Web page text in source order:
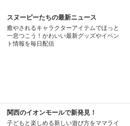
スヌーピーたちの最新ニュース
癒やされるキャラクターアイテムでほっと
一息つこう！かわいい最新グッズやイベン
ト情報を毎日配信
関西のイオンモールで新発見！
子どもと楽しめる新しい遊び方をママライ